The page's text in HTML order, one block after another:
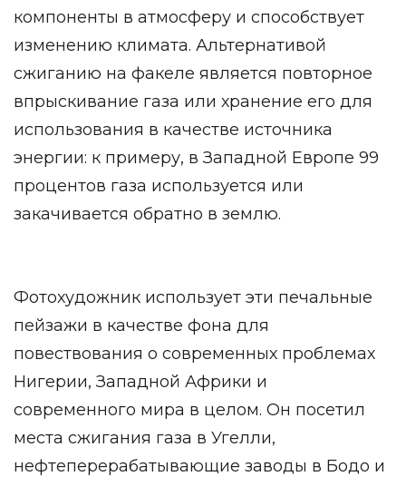
компоненты в атмосферу и способствует
изменению климата. Альтернативой
сжиганию на факеле является повторное
впрыскивание газа или хранение его для
использования в качестве источника
энергии: к примеру, в Западной Европе 99
процентов газа используется или
закачивается обратно в землю.
Фотохудожник использует эти печальные
пейзажи в качестве фона для
повествования о современных проблемах
Нигерии, Западной Африки и
современного мира в целом. Он посетил
места сжигания газа в Угелли,
нефтеперерабатывающие заводы в Бодо и